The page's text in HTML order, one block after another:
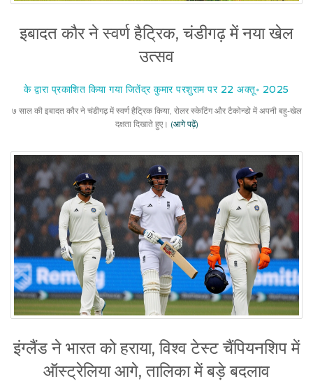
इबादत कौर ने स्वर्ण हैट्रिक, चंडीगढ़ में नया खेल
उत्सव
के द्वारा प्रकाशित किया गया जितेंद्र कुमार परशुराम पर 22 अक्तू॰ 2025
७ साल की इबादत कौर ने चंडीगढ़ में स्वर्ण हैट्रिक किया, रोलर स्केटिंग और टैकोन्डो में अपनी बहु‑खेल
दक्षता दिखाते हुए। (आगे पढ़ें)
इंग्लैंड ने भारत को हराया, विश्व टेस्ट चैंपियनशिप में
ऑस्ट्रेलिया आगे, तालिका में बड़े बदलाव